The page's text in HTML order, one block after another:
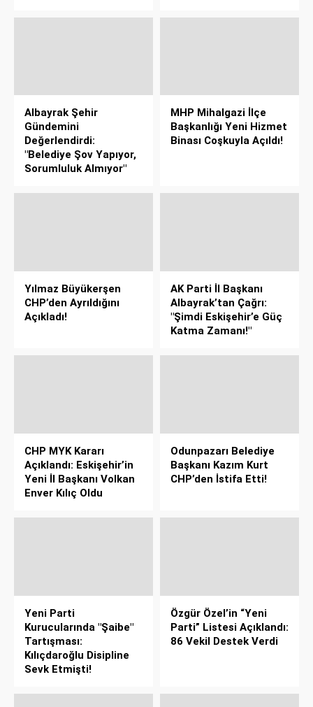
Albayrak Şehir
Gündemini
Değerlendirdi:
"Belediye Şov Yapıyor,
Sorumluluk Almıyor"
MHP Mihalgazi İlçe
Başkanlığı Yeni Hizmet
Binası Coşkuyla Açıldı!
Yılmaz Büyükerşen
CHP’den Ayrıldığını
Açıkladı!
AK Parti İl Başkanı
Albayrak’tan Çağrı:
"Şimdi Eskişehir’e Güç
Katma Zamanı!"
CHP MYK Kararı
Açıklandı: Eskişehir’in
Yeni İl Başkanı Volkan
Enver Kılıç Oldu
Odunpazarı Belediye
Başkanı Kazım Kurt
CHP’den İstifa Etti!
Yeni Parti
Kurucularında "Şaibe"
Tartışması:
Kılıçdaroğlu Disipline
Sevk Etmişti!
Özgür Özel’in “Yeni
Parti” Listesi Açıklandı:
86 Vekil Destek Verdi